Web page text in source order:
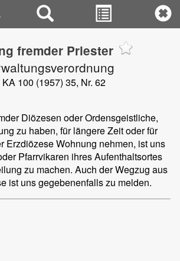
fremder Priester
KA 100 (1957) 35, Nr. 62
Diözesen oder Ordensgeistliche,
zu haben, für längere Zeit oder für
Erzdiözese Wohnung nehmen, ist uns
Pfarrvikaren ihres Aufenthaltsortes
zu machen. Auch der Wegzug aus
ist uns gegebenenfalls zu melden.